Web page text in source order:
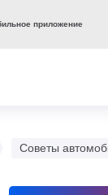
Советы